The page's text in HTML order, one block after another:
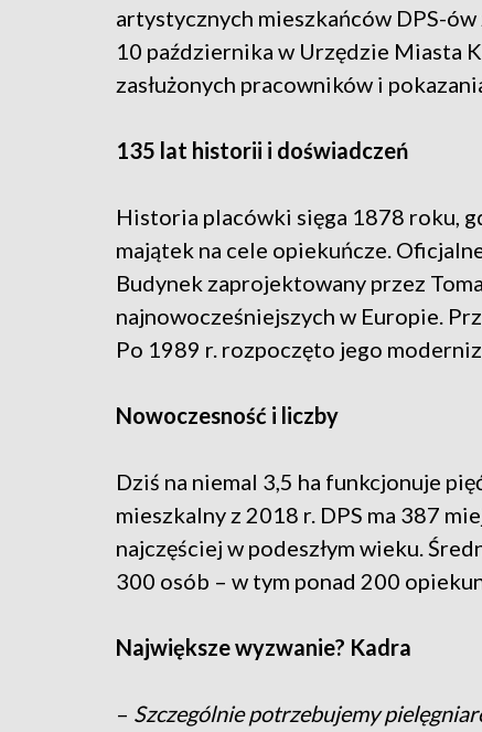
artystycznych mieszkańców DPS-
10 października w Urzędzie Miasta
zasłużonych pracowników i
135 lat historii i doświadczeń
Historia placówki sięga 1878 roku,
majątek na cele opiekuńcze.
Budynek zaprojektowany przez
najnowocześniejszych w Europie.
Po 1989 r. rozpoczęto jego
Nowoczesność i liczby
Dziś na niemal 3,5 ha funkcjonuje
mieszkalny z 2018 r. DPS ma 387
najczęściej w podeszłym wieku.
300 osób – w tym ponad 200
Największe wyzwanie? Kadra
– Szczególnie potrzebujemy